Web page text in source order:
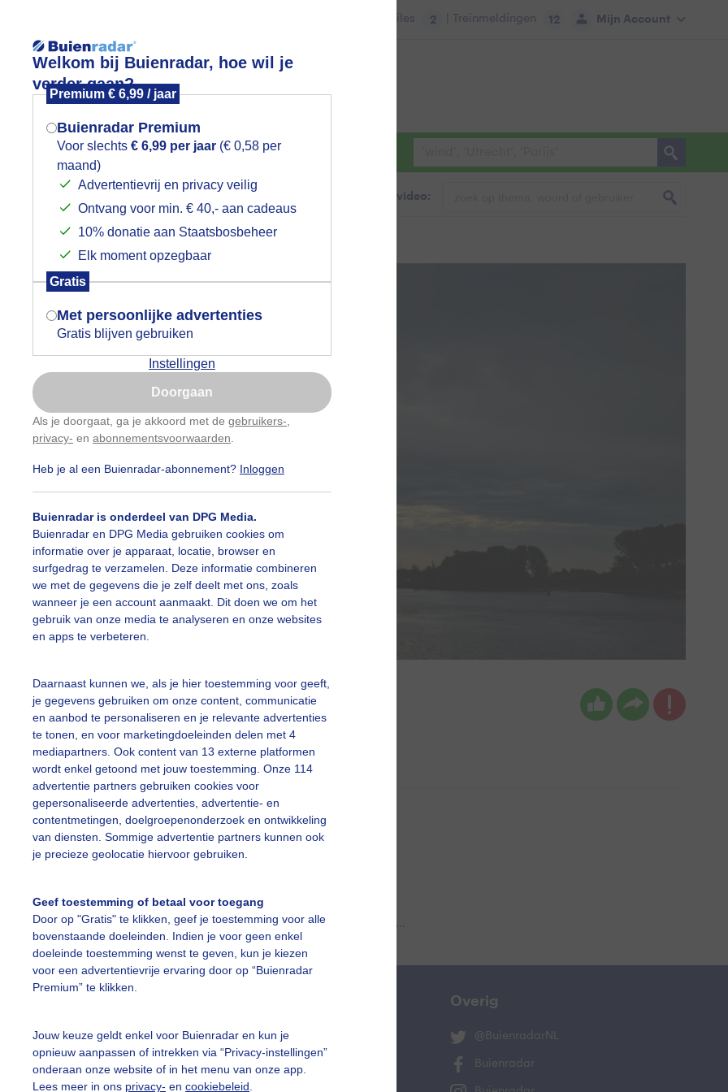
Welkom bij Buienradar, hoe wil je
verder gaan?
Premium € 6,99 / jaar
Buienradar Premium
Voor slechts € 6,99 per jaar (€ 0,58 per
maand)
Advertentievrij en privacy veilig
Ontvang voor min. € 40,- aan cadeaus
10% donatie aan Staatsbosbeheer
Elk moment opzegbaar
Gratis
Met persoonlijke advertenties
Gratis blijven gebruiken
Instellingen
Doorgaan
Als je doorgaat, ga je akkoord met de gebruikers-
privacy- en abonnementsvoorwaarden
Heb je al een Buienradar-abonnement? Inloggen
Buienradar is onderdeel van DPG Media.
Buienradar en DPG Media gebruiken cookies om
informatie over je apparaat, locatie, browser en
surfgedrag te verzamelen. Deze informatie combineren
we met de gegevens die je zelf deelt met ons, zoals
wanneer je een account aanmaakt. Dit doen we om het
gebruik van onze media te analyseren en onze websites
en apps te verbeteren.
Daarnaast kunnen we, als je hier toestemming voor geeft,
je gegevens gebruiken om onze content, communicatie
en aanbod te personaliseren en je relevante advertenties
te tonen, en voor marketingdoeleinden delen met 4
mediapartners. Ook content van 13 externe platformen
wordt enkel getoond met jouw toestemming. Onze 114
advertentie partners gebruiken cookies voor
gepersonaliseerde advertenties, advertentie- en
contentmetingen, doelgroepenonderzoek en ontwikkeling
van diensten. Sommige advertentie partners kunnen ook
je precieze geolocatie hiervoor gebruiken.
Geef toestemming of betaal voor toegang
Door op "Gratis" te klikken, geef je toestemming voor alle
bovenstaande doeleinden. Indien je voor geen enkel
doeleinde toestemming wenst te geven, kun je kiezen
voor een advertentievrije ervaring door op “Buienradar
Premium” te klikken.
Jouw keuze geldt enkel voor Buienradar en kun je
opnieuw aanpassen of intrekken via “Privacy-instellingen”
onderaan onze website of in het menu van onze app.
Lees meer in ons privacy- en cookiebeleid
Mijn Account
Files 2 | Treinmeldingen 12
Foto en video Weerzine
Zoeken in foto & video:
langs de lek
Dilia van Zon Gemaakt: 16-06-2026, 49x bekeken
slideshow
Een moment geduld aub...
vragen
De Bilt
Overig
@BuienradarNL
Buienradar
Mogen we je locatie gebruiken voor
het weer?
Indien je hier nog geen akkoord op hebt
gegeven, verschijnt er zo een pop-up uit
je browser waarin deze toestemming
gevraagd wordt.
Is goed, toon de popup
Nu niet, misschien later
Gebruik je Safari en wil je niet elke dag deze pop-up
Klikhierom dit aan te passen